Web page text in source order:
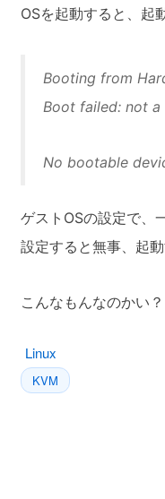
OSを起動すると、起
Booting from
Boot failed: not
No bootable
ゲストOSの設定で、
設定すると無事、起動
こんなもんなのかい？
Linux
KVM